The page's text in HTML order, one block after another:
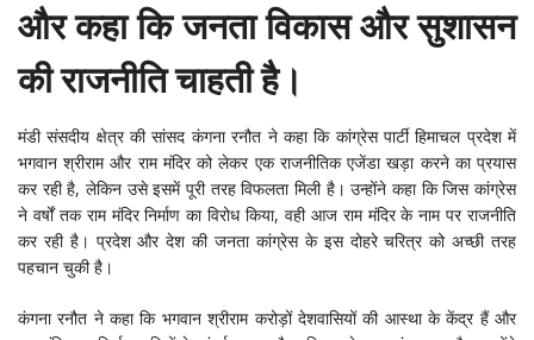
और कहा कि जनता विकास और सुशासन
की राजनीति चाहती है।
मंडी संसदीय क्षेत्र की सांसद कंगना रनौत ने कहा कि कांग्रेस पार्टी हिमाचल प्रदेश में
भगवान श्रीराम और राम मंदिर को लेकर एक राजनीतिक एजेंडा खड़ा करने का प्रयास
कर रही है, लेकिन उसे इसमें पूरी तरह विफलता मिली है। उन्होंने कहा कि जिस कांग्रेस
ने वर्षों तक राम मंदिर निर्माण का विरोध किया, वही आज राम मंदिर के नाम पर राजनीति
कर रही है। प्रदेश और देश की जनता कांग्रेस के इस दोहरे चरित्र को अच्छी तरह
पहचान चुकी है।
कंगना रनौत ने कहा कि भगवान श्रीराम करोड़ों देशवासियों की आस्था के केंद्र हैं और